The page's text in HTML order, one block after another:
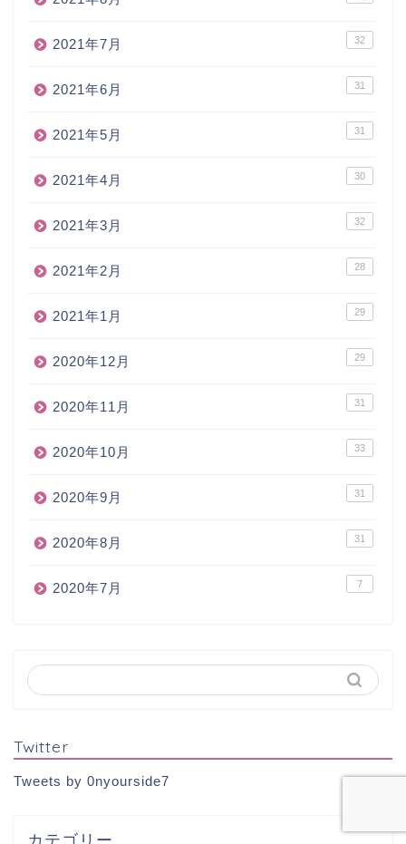
2021年7月 32
2021年6月 31
2021年5月 31
2021年4月 30
2021年3月 32
2021年2月 28
2021年1月 29
2020年12月 29
2020年11月 31
2020年10月 33
2020年9月 31
2020年8月 31
2020年7月 7
Twitter
Tweets by 0nyourside7
カテゴリー